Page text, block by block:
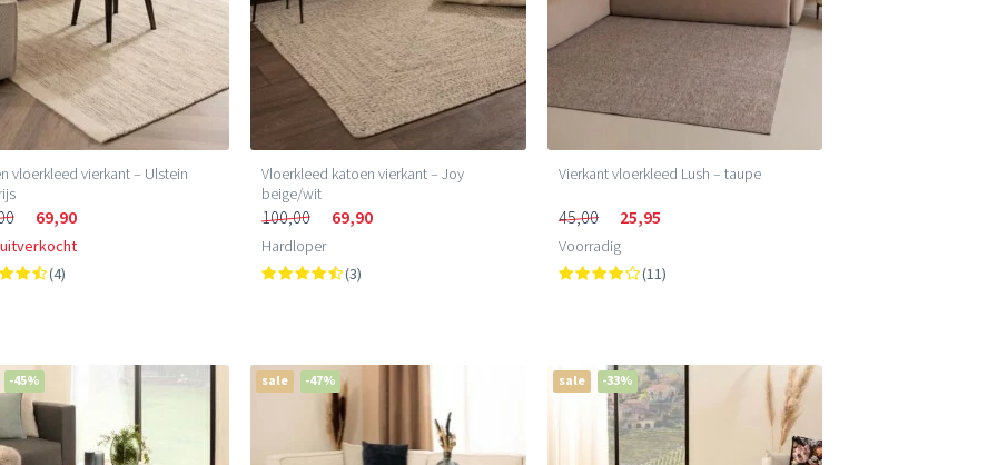
vloerkleed vierkant – Ulstein
69,90
(4)
Vloerkleed katoen vierkant – Joy
beige/wit
100,00 69,90
Hardloper
(3)
Vierkant vloerkleed Lush – taupe
45,00 25,95
Voorradig
(11)
-45% sale -47% sale -33%